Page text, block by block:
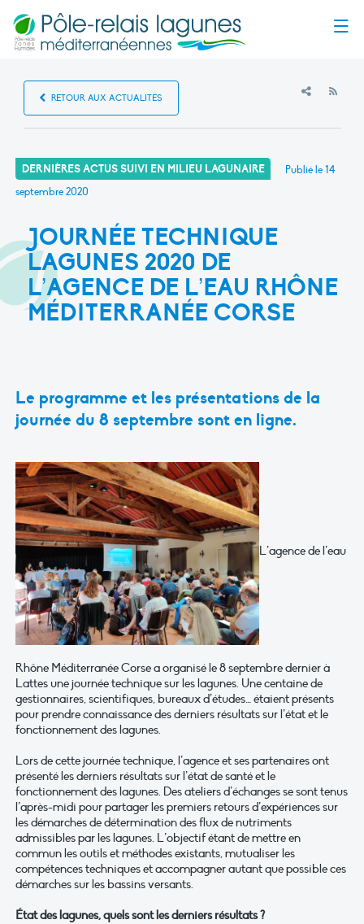
RETOUR AUX ACTUALITÉS
DERNIÈRES ACTUS SUIVI EN MILIEU LAGUNAIRE Publié le14
septembre 2020
JOURNÉE TECHNIQUE
LAGUNES 2020 DE
L’AGENCE DE L’EAU RHÔNE
MÉDITERRANÉE CORSE
Le programme et les présentations de la
journée du 8 septembre sont en ligne.
L’agence de l’eau
Rhône Méditerranée Corse a organisé le 8 septembre dernier à
Lattes une journée technique sur les lagunes. Une centaine de
gestionnaires, scientifiques, bureaux d’études… étaient présents
pour prendre connaissance des derniers résultats sur l’état et le
fonctionnement des lagunes.
Lors de cette journée technique, l’agence et ses partenaires ont
présenté les derniers résultats sur l’état de santé et le
fonctionnement des lagunes. Des ateliers d’échanges se sont tenus
l’après-midi pour partager les premiers retours d’expériences sur
les démarches de détermination des flux de nutriments
admissibles par les lagunes. L’objectif étant de mettre en
commun les outils et méthodes existants, mutualiser les
compétences techniques et accompagner autant que possible ces
démarches sur les bassins versants.
État des lagunes, quels sont les derniers résultats ?